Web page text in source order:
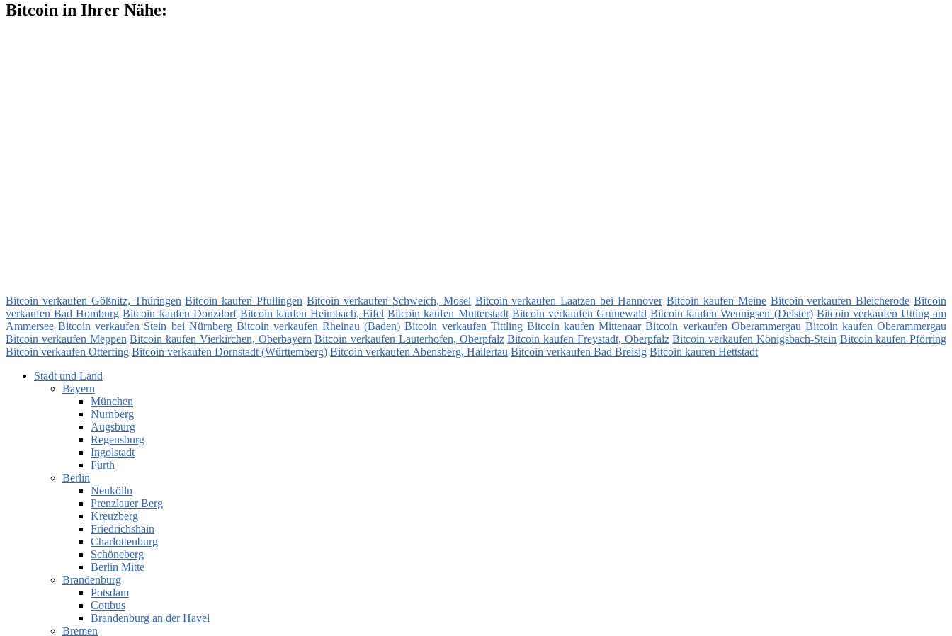
Bitcoin in Ihrer Nähe:
Bitcoin verkaufen Gößnitz, Thüringen Bitcoin kaufen Pfullingen Bitcoin verkaufen Schweich, Mosel Bitcoin verkaufen Laatzen bei Hannover Bitcoin kaufen Meine Bitcoin verkaufen Bleicherode Bitcoin
verkaufen Bad Homburg Bitcoin kaufen Donzdorf Bitcoin kaufen Heimbach, Eifel Bitcoin kaufen Mutterstadt Bitcoin verkaufen Grunewald Bitcoin kaufen Wennigsen (Deister) Bitcoin verkaufen Utting am
Ammersee Bitcoin verkaufen Stein bei Nürnberg Bitcoin verkaufen Rheinau (Baden) Bitcoin verkaufen Tittling Bitcoin kaufen Mittenaar Bitcoin verkaufen Oberammergau Bitcoin kaufen Oberammergau
Bitcoin verkaufen Meppen Bitcoin kaufen Vierkirchen, Oberbayern Bitcoin verkaufen Lauterhofen, Oberpfalz Bitcoin kaufen Freystadt, Oberpfalz Bitcoin verkaufen Königsbach-Stein Bitcoin kaufen Pförring
Bitcoin verkaufen Otterfing Bitcoin verkaufen Dornstadt (Württemberg) Bitcoin verkaufen Abensberg, Hallertau Bitcoin verkaufen Bad Breisig Bitcoin kaufen Hettstadt
Stadt und Land
Bayern
München
Nürnberg
Augsburg
Regensburg
Ingolstadt
Fürth
Berlin
Neukölln
Prenzlauer Berg
Kreuzberg
Friedrichshain
Charlottenburg
Schöneberg
Berlin Mitte
Brandenburg
Potsdam
Cottbus
Brandenburg an der Havel
Bremen